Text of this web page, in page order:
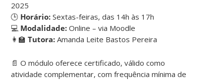
2025
🕒 Horário: Sextas-feiras, das 14h às 17h
💻 Modalidade: Online – via Moodle
👩‍🏫Tutora: Amanda Leite Bastos Pereira
📄 O módulo oferece certificado, válido como
atividade complementar, com frequência mínima de